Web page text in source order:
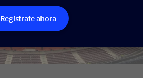
Regístrate ahora